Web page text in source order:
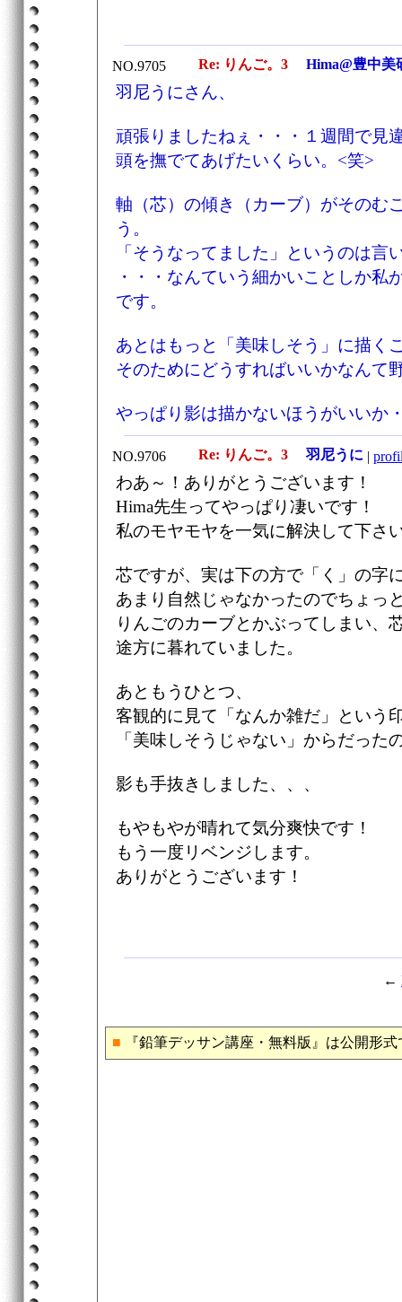
NO.9705 Re: りんご。3 Hima@豊中美
羽尼うにさん、
頑張りましたねぇ・・・１週間で見
頭を撫でてあげたいくらい。<笑>
軸（芯）の傾き（カーブ）がそのむ
う。
「そうなってました」というのは言
・・・なんていう細かいことしか
です。
あとはもっと「美味しそう」に描く
そのためにどうすればいいかなんて
やっぱり影は描かないほうがいいか
NO.9706 Re: りんご。3 羽尼うに |
わあ～！ありがとうございます！
Hima先生ってやっぱり凄いです！
私のモヤモヤを一気に解決して下さ
芯ですが、実は下の方で「く」の字
あまり自然じゃなかったのでちょっ
りんごのカーブとかぶってしまい、
途方に暮れていました。
あともうひとつ、
客観的に見て「なんか雑だ」という
「美味しそうじゃない」からだった
影も手抜きしました、、、
もやもやが晴れて気分爽快です！
もう一度リベンジします。
ありがとうございます！
←
■ 『鉛筆デッサン講座・無料版』は公開形